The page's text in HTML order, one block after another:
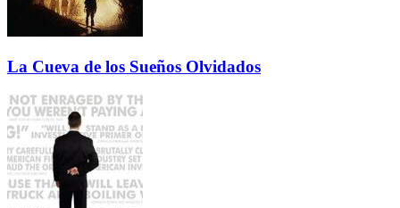
La Cueva de los Sueños Olvidados